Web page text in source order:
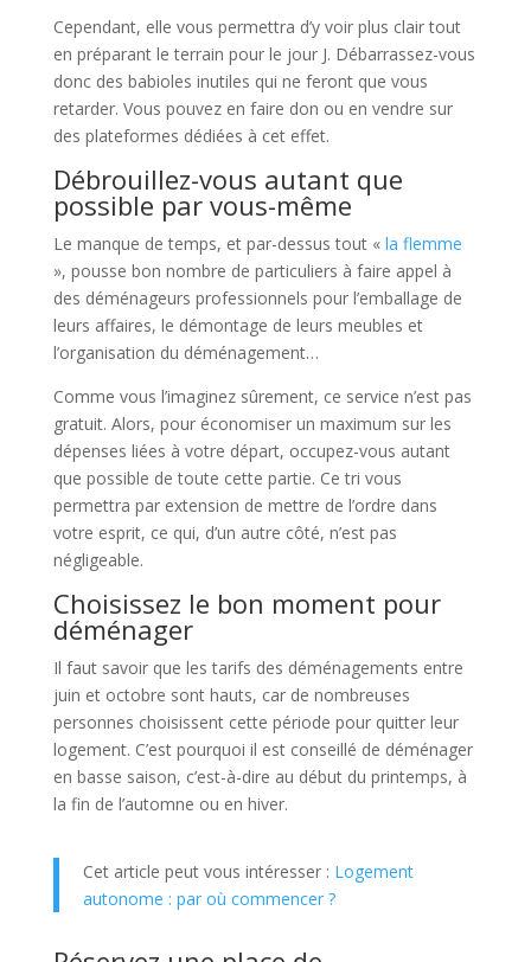
Cependant, elle vous permettra d’y voir plus clair tout
en préparant le terrain pour le jour J. Débarrassez-vous
donc des babioles inutiles qui ne feront que vous
retarder. Vous pouvez en faire don ou en vendre sur
des plateformes dédiées à cet effet.
Débrouillez-vous autant que
possible par vous-même
Le manque de temps, et par-dessus tout « la flemme
», pousse bon nombre de particuliers à faire appel à
des déménageurs professionnels pour l’emballage de
leurs affaires, le démontage de leurs meubles et
l’organisation du déménagement…
Comme vous l’imaginez sûrement, ce service n’est pas
gratuit. Alors, pour économiser un maximum sur les
dépenses liées à votre départ, occupez-vous autant
que possible de toute cette partie. Ce tri vous
permettra par extension de mettre de l’ordre dans
votre esprit, ce qui, d’un autre côté, n’est pas
négligeable.
Choisissez le bon moment pour
déménager
Il faut savoir que les tarifs des déménagements entre
juin et octobre sont hauts, car de nombreuses
personnes choisissent cette période pour quitter leur
logement. C’est pourquoi il est conseillé de déménager
en basse saison, c’est-à-dire au début du printemps, à
la fin de l’automne ou en hiver.
Cet article peut vous intéresser : Logement
autonome : par où commencer ?